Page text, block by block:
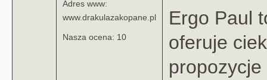
Adres www:
www.drakulazakopane.pl
Nasza ocena: 10
Ergo Paul
oferuje